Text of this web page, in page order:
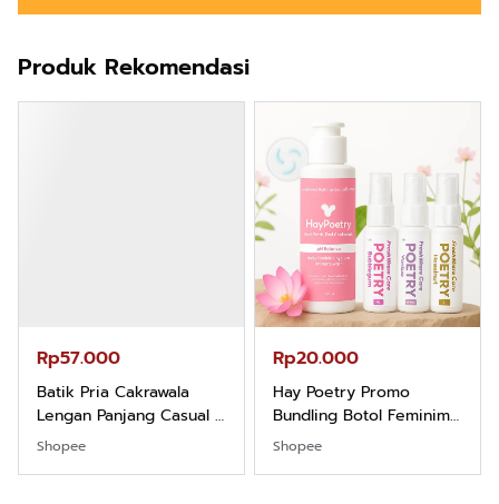
Produk Rekomendasi
Rp57.000
Batik Pria Cakrawala
Lengan Panjang Casual -
Kemeja Batik Pria
Shopee
Rp20.000
Hay Poetry Promo
Bundling Botol Feminim
Care Perawatan
Shopee